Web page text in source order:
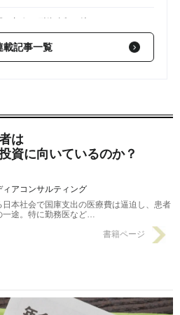
医師としての可能性」まで広がる
所有」のほうが有利になる理
載記事一覧
は
資に向いているのか？
ィアコンサルティング
日本社会で国庫支出の医療費は逼迫し、患者
一途。特に勤務医など…
書籍ページ